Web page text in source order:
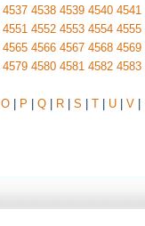
4537 4538 4539 4540 4541
4551 4552 4553 4554 4555
4565 4566 4567 4568 4569
4579 4580 4581 4582 4583
O P Q R S T U V